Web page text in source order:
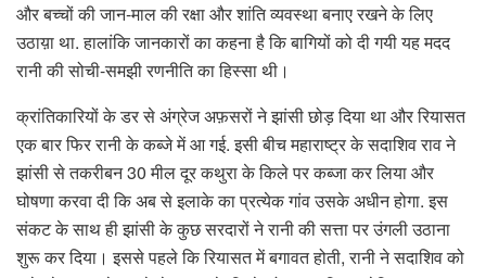
और बच्चों की जान-माल की रक्षा और शांति व्यवस्था बनाए रखने के लिए
उठाय़ा था. हालांकि जानकारों का कहना है कि बागियों को दी गयी यह मदद
रानी की सोची-समझी रणनीति का हिस्सा थी।
क्रांतिकारियों के डर से अंग्रेज अफ़सरों ने झांसी छोड़ दिया था और रियासत
एक बार फिर रानी के कब्जे में आ गई. इसी बीच महाराष्ट्र के सदाशिव राव ने
झांसी से तकरीबन 30 मील दूर कथुरा के किले पर कब्जा कर लिया और
घोषणा करवा दी कि अब से इलाके का प्रत्येक गांव उसके अधीन होगा. इस
संकट के साथ ही झांसी के कुछ सरदारों ने रानी की सत्ता पर उंगली उठाना
शुरू कर दिया। इससे पहले कि रियासत में बगावत होती, रानी ने सदाशिव को